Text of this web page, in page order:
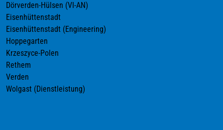
Dörverden-Hülsen (VI-AN)
Eisenhüttenstadt
Eisenhüttenstadt (Engineering)
Hoppegarten
Krzeszyce-Polen
Rethem
Verden
Wolgast (Dienstleistung)